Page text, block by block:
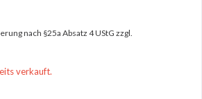
nach §25a Absatz 4 UStG zzgl.
verkauft.